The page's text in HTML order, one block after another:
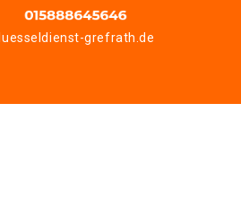
grefrath.de